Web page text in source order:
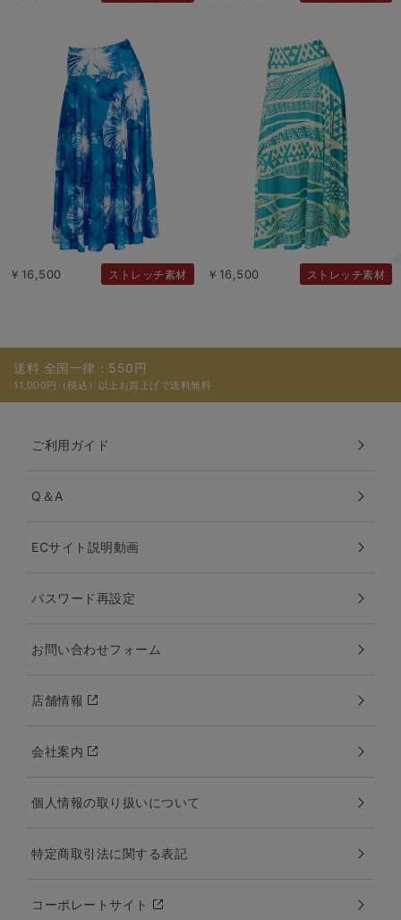
￥16,500 ストレッチ素材 ￥16,500 ストレッチ素材
送料 全国一律：550円
11,000円（税込）以上お買上げで送料無料
ご利用ガイド
Q＆A
ECサイト説明動画
パスワード再設定
お問い合わせフォーム
店舗情報
会社案内
個人情報の取り扱いについて
特定商取引法に関する表記
コーポレートサイト